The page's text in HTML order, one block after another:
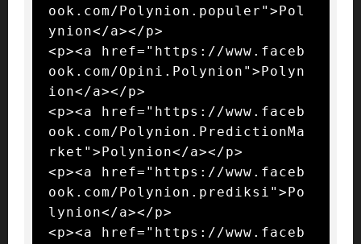
ook.com/Polynion.populer">Pol
ynion</a></p>
<p><a href="https://www.faceb
ook.com/Opini.Polynion">Polyn
ion</a></p>
<p><a href="https://www.faceb
ook.com/Polynion.PredictionMa
rket">Polynion</a></p>
<p><a href="https://www.faceb
ook.com/Polynion.prediksi">Po
lynion</a></p>
<p><a href="https://www.faceb